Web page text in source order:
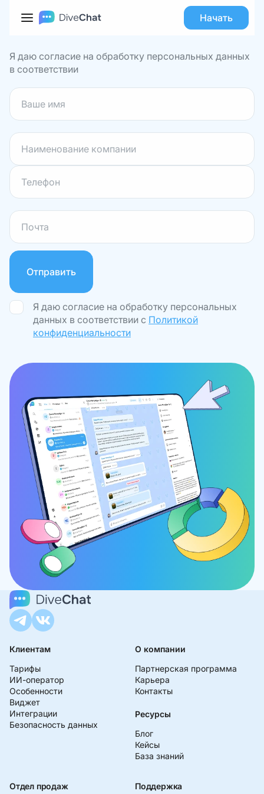
Начать
Получите консультацию
DiveChat
Я даю согласие на обработку персональных данных
в соответствии
Я даю согласие на обработку персональных
данных в соответствии с Политикой
конфиденциальности
Отправить
Клиентам
Тарифы
ИИ-оператор
Особенности
Виджет
Интеграции
Безопасность данных
О компании
Партнерская программа
Карьера
Контакты
Ресурсы
Блог
Кейсы
База знаний
Отдел продаж Поддержка